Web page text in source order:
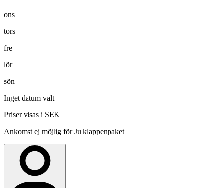
ons
tors
fre
lör
sön
Inget datum valt
Priser visas i SEK
Ankomst ej möjlig för Julklappenpaket